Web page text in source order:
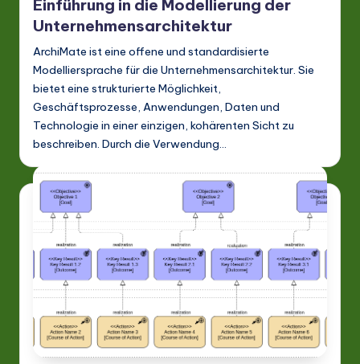
Einführung in die Modellierung der
Unternehmensarchitektur
ArchiMate ist eine offene und standardisierte
Modelliersprache für die Unternehmensarchitektur. Sie
bietet eine strukturierte Möglichkeit,
Geschäftsprozesse, Anwendungen, Daten und
Technologie in einer einzigen, kohärenten Sicht zu
beschreiben. Durch die Verwendung…